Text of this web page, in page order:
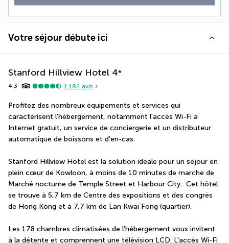
Votre séjour débute ici
Stanford Hillview Hotel 4*
4,3 1 184 avis
Profitez des nombreux équipements et services qui
caractérisent l'hébergement, notamment l'accès Wi-Fi à
Internet gratuit, un service de conciergerie et un distributeur
automatique de boissons et d'en-cas.
Stanford Hillview Hotel est la solution idéale pour un séjour en
plein cœur de Kowloon, à moins de 10 minutes de marche de
Marché nocturne de Temple Street et Harbour City.  Cet hôtel
se trouve à 5,7 km de Centre des expositions et des congrès
de Hong Kong et à 7,7 km de Lan Kwai Fong (quartier).
Les 178 chambres climatisées de l'hébergement vous invitent
à la détente et comprennent une télévision LCD. L'accès Wi-Fi